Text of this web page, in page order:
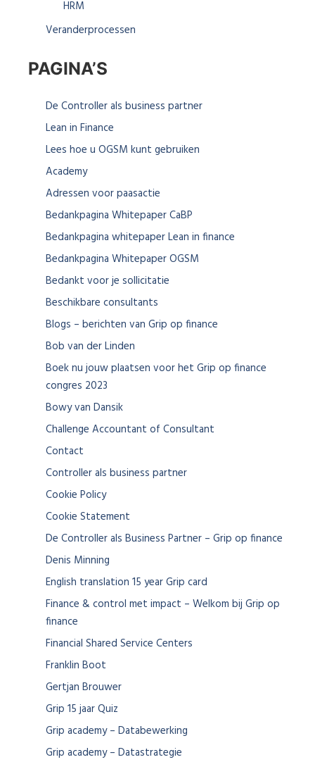
HRM
Veranderprocessen
PAGINA’S
De Controller als business partner
Lean in Finance
Lees hoe u OGSM kunt gebruiken
Academy
Adressen voor paasactie
Bedankpagina Whitepaper CaBP
Bedankpagina whitepaper Lean in finance
Bedankpagina Whitepaper OGSM
Bedankt voor je sollicitatie
Beschikbare consultants
Blogs – berichten van Grip op finance
Bob van der Linden
Boek nu jouw plaatsen voor het Grip op finance
congres 2023
Bowy van Dansik
Challenge Accountant of Consultant
Contact
Controller als business partner
Cookie Policy
Cookie Statement
De Controller als Business Partner – Grip op finance
Denis Minning
English translation 15 year Grip card
Finance & control met impact – Welkom bij Grip op
finance
Financial Shared Service Centers
Franklin Boot
Gertjan Brouwer
Grip 15 jaar Quiz
Grip academy – Databewerking
Grip academy – Datastrategie